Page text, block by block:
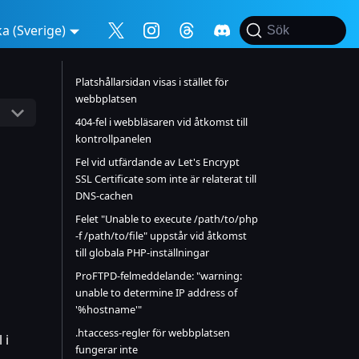
(Sverige) Sök
i
Platshållarsidan visas i stället för
webbplatsen
404-fel i webbläsaren vid åtkomst till
kontrollpanelen
Fel vid utfärdande av Let's Encrypt
SSL Certificate som inte är relaterat till
DNS-cachen
Felet "Unable to execute /path/to/php
-f /path/to/file" uppstår vid åtkomst
till globala PHP-inställningar
ProFTPD-felmeddelande: "warning:
unable to determine IP address of
'%hostname'"
.htaccess-regler för webbplatsen
fungerar inte